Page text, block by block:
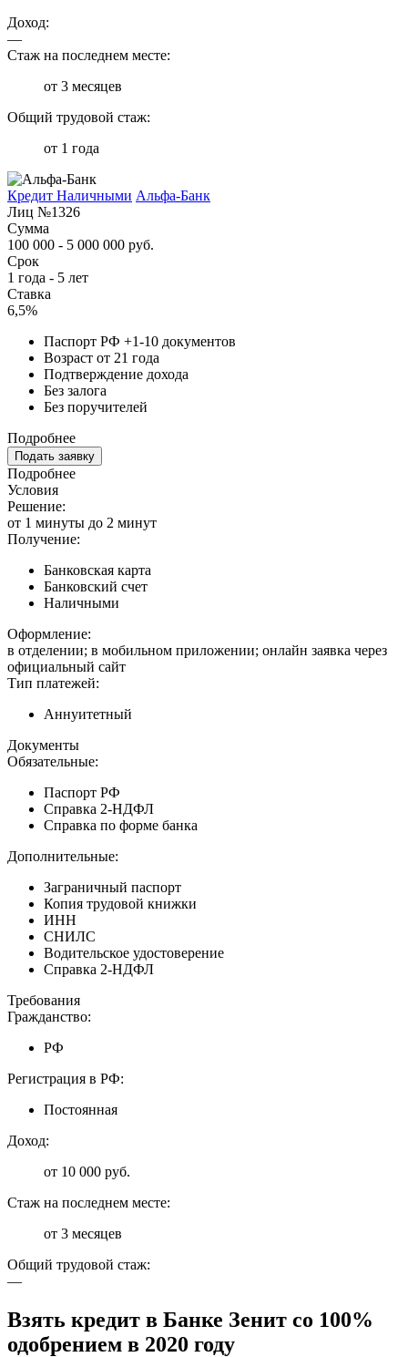
Доход:
—
Стаж на последнем месте:
от 3 месяцев
Общий трудовой стаж:
от 1 года
Кредит Наличными Альфа-Банк
Лиц №1326
Сумма
100 000 - 5 000 000 руб.
Срок
1 года - 5 лет
Ставка
6,5%
Паспорт РФ +1-10 документов
Возраст от 21 года
Подтверждение дохода
Без залога
Без поручителей
Подробнее
Подать заявку
Подробнее
Условия
Решение:
от 1 минуты до 2 минут
Получение:
Банковская карта
Банковский счет
Наличными
Оформление:
в отделении; в мобильном приложении; онлайн заявка через
официальный сайт
Тип платежей:
Аннуитетный
Документы
Обязательные:
Паспорт РФ
Справка 2-НДФЛ
Справка по форме банка
Дополнительные:
Заграничный паспорт
Копия трудовой книжки
ИНН
СНИЛС
Водительское удостоверение
Справка 2-НДФЛ
Требования
Гражданство:
РФ
Регистрация в РФ:
Постоянная
Доход:
от 10 000 руб.
Стаж на последнем месте:
от 3 месяцев
Общий трудовой стаж:
—
Взять кредит в Банке Зенит со 100%
одобрением в 2020 году